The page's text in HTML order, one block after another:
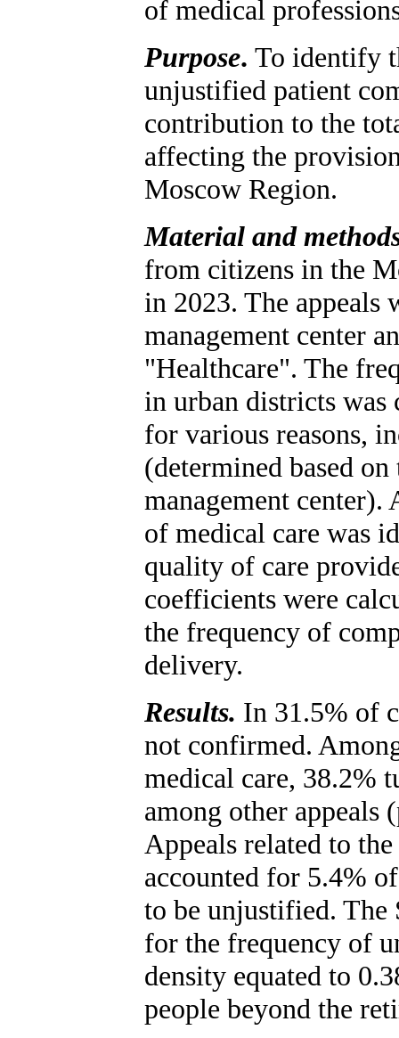
of medical
Purpose. To identify
unjustified patient
contribution to the
affecting the
Moscow Region.
Material and
from citizens in the
in 2023. The appeals
management center
"Healthcare". The
in urban districts was
for various reasons,
(determined based
management center).
of medical care was
quality of care
coefficients were
the frequency of
delivery.
Results. In 31.5% of
not confirmed.
medical care, 38.2%
among other
Appeals related to
accounted for 5.4%
to be unjustified. The
for the frequency of
density equated to
people beyond the